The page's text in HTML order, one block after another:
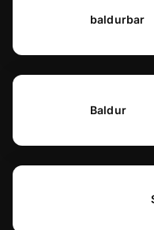
baldurbar
Baldur